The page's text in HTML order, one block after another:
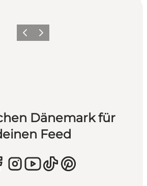
ZurückWeiter
Dänemark für
Feed